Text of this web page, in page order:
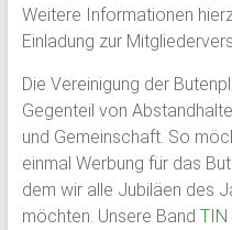
Weitere Informationen
Einladung zur
Die Vereinigung der
Gegenteil von
und Gemeinschaft. So
einmal Werbung für das
dem wir alle Jubiläen des
möchten. Unsere Band TIN